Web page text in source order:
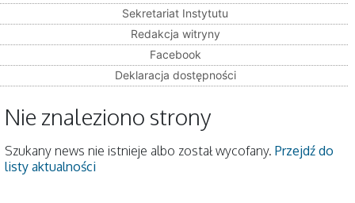
Sekretariat Instytutu
Redakcja witryny
Facebook
Deklaracja dostępności
Nie znaleziono strony
Szukany news nie istnieje albo został wycofany. Przejdź do
listy aktualności